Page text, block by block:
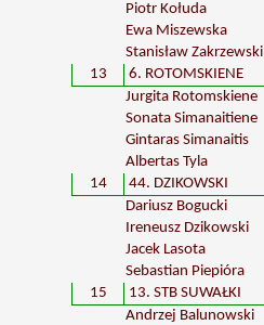
Piotr Kołuda
Ewa Miszewska
Stanisław Zakrzewski
13
6. ROTOMSKIENE
Jurgita Rotomskiene
Sonata Simanaitiene
Gintaras Simanaitis
Albertas Tyla
14
44. DZIKOWSKI
Dariusz Bogucki
Ireneusz Dzikowski
Jacek Lasota
Sebastian Piepióra
15
13. STB SUWAŁKI
Andrzej Balunowski